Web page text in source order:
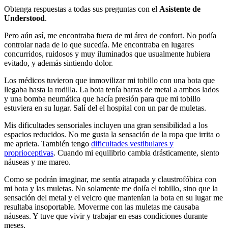
Obtenga respuestas a todas sus preguntas con el Asistente de
Understood.
Pero aún así, me encontraba fuera de mi área de confort. No podía
controlar nada de lo que sucedía. Me encontraba en lugares
concurridos, ruidosos y muy iluminados que usualmente hubiera
evitado, y además sintiendo dolor.
Los médicos tuvieron que inmovilizar mi tobillo con una bota que
llegaba hasta la rodilla. La bota tenía barras de metal a ambos lados
y una bomba neumática que hacía presión para que mi tobillo
estuviera en su lugar. Salí del el hospital con un par de muletas.
Mis dificultades sensoriales incluyen una gran sensibilidad a los
espacios reducidos. No me gusta la sensación de la ropa que irrita o
me aprieta. También tengo dificultades vestibulares y
proprioceptivas. Cuando mi equilibrio cambia drásticamente, siento
náuseas y me mareo.
Como se podrán imaginar, me sentía atrapada y claustrofóbica con
mi bota y las muletas. No solamente me dolía el tobillo, sino que la
sensación del metal y el velcro que mantenían la bota en su lugar me
resultaba insoportable. Moverme con las muletas me causaba
náuseas. Y tuve que vivir y trabajar en esas condiciones durante
meses.